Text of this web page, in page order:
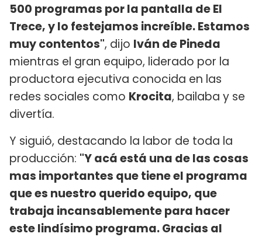
500 programas por la pantalla de El
Trece, y lo festejamos increíble. Estamos
muy contentos", dijo Iván de Pineda
mientras el gran equipo, liderado por la
productora ejecutiva conocida en las
redes sociales como Krocita, bailaba y se
divertía.
Y siguió, destacando la labor de toda la
producción: "Y acá está una de las cosas
mas importantes que tiene el programa
que es nuestro querido equipo, que
trabaja incansablemente para hacer
este lindísimo programa. Gracias al